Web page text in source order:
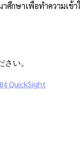
าศึกษาเพื่อทำความเ
い。
QuickSight